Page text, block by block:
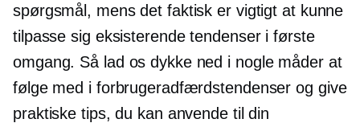
spørgsmål, mens det faktisk er vigtigt at kunne
tilpasse sig eksisterende tendenser i første
omgang. Så lad os dykke ned i nogle måder at
følge med i forbrugeradfærdstendenser og give
praktiske tips, du kan anvende til din